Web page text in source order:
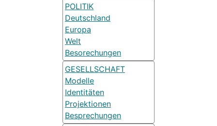
POLITIK
Deutschland
Europa
Welt
Besorechungen
GESELLSCHAFT
Modelle
Identitäten
Projektionen
Besprechungen